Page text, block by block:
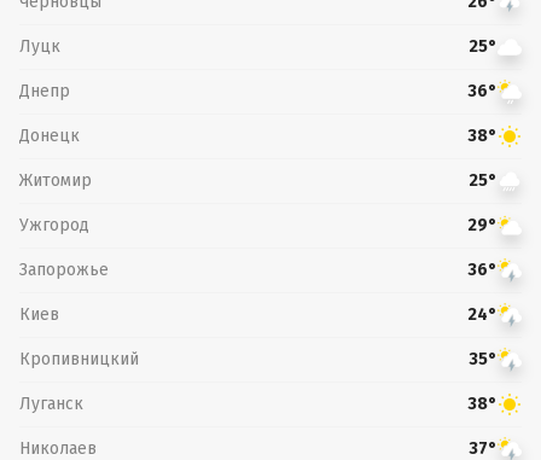
Луцк 25°
Днепр 36°
Донецк 38°
Житомир 25°
Ужгород 29°
Запорожье 36°
Киев 24°
Кропивницкий 35°
Луганск 38°
Николаев 37°